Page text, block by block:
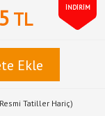
İNDİRİM
TL
Ekle
Tatiller Hariç)